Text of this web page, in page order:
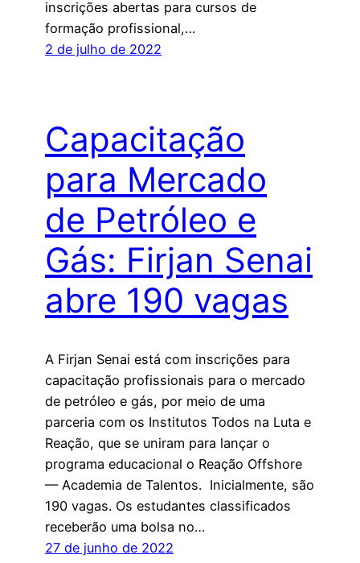
inscrições abertas para cursos de
formação profissional,…
2 de julho de 2022
Capacitação
para Mercado
de Petróleo e
Gás: Firjan Senai
abre 190 vagas
A Firjan Senai está com inscrições para
capacitação profissionais para o mercado
de petróleo e gás, por meio de uma
parceria com os Institutos Todos na Luta e
Reação, que se uniram para lançar o
programa educacional o Reação Offshore
— Academia de Talentos. Inicialmente, são
190 vagas. Os estudantes classificados
receberão uma bolsa no…
27 de junho de 2022